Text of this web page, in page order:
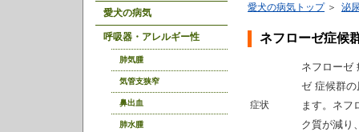
愛犬の病気トップ＞ 泌
ネフローゼ症候
症状
ネフローゼ
ゼ 症候群
ます。ネフ
ク質が減り
愛犬の病気
呼吸器・アレルギー性
肺気腫
気管支狭窄
鼻出血
肺水腫